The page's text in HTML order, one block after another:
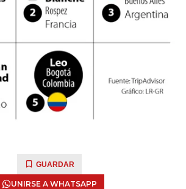
GUARDAR
UNIRSE A WHATSAPP